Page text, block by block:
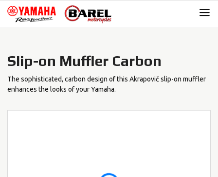
Skip
navigation
Skip
content
Slip-on Muffler Carbon
The sophisticated, carbon design of this Akrapovič slip-on muffler
enhances the looks of your Yamaha.